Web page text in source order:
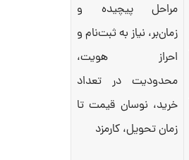
مراحل پیچیده و
زمان‌بر، نیاز به ثبت‌نام و
احراز هویت،
محدودیت در تعداد
خرید، نوسان قیمت تا
زمان تحویل، کارمزد